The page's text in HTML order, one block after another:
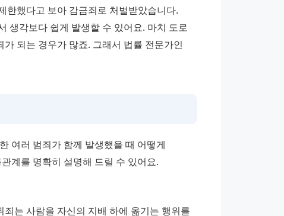
한했다고 보아 감금죄로 처벌받았습니다.
생각보다 쉽게 발생할 수 있어요. 마치 도로
여러 범죄가 함께 발생했을 때 어떻게
계를 명확히 설명해 드릴 수 있어요.
는 사람을 자신의 지배 하에 옮기는 행위를